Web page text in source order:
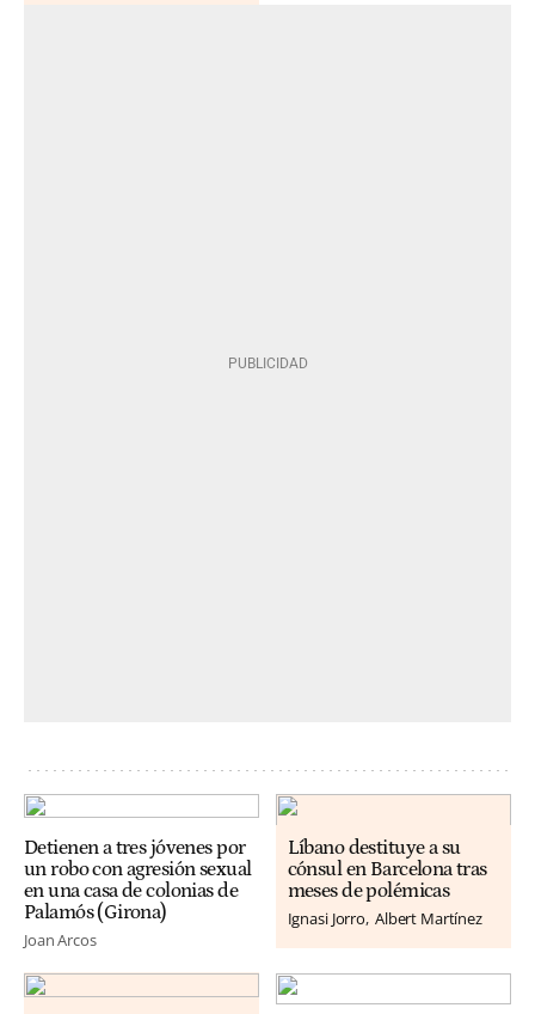
Detienen a tres jóvenes por
un robo con agresión sexual
en una casa de colonias de
Palamós (Girona)
Joan Arcos
Líbano destituye a su
cónsul en Barcelona tras
meses de polémicas
Ignasi Jorro Albert Martínez